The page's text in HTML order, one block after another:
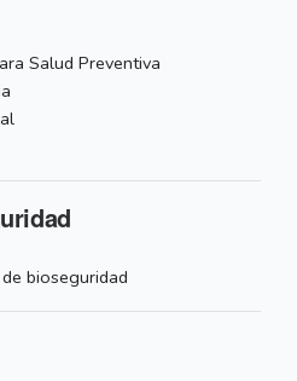
Salud Preventiva
bioseguridad